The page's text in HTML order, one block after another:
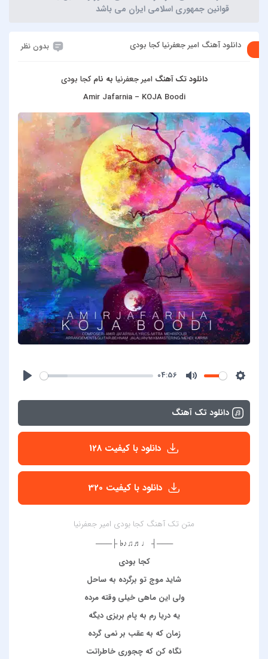
قوانین جمهوری اسلامی ایران می باشد
دانلود آهنگ امیر جعفرنیا کجا بودی بدون نظر
دانلود تک آهنگامیر جعفرنیابه نامکجا بودی
Amir Jafarnia – KOJA Boodi
04:56
دانلود تک آهنگ
دانلود با کیفیت 128
دانلود با کیفیت 320
متن تک آهنگ کجا بودی امیر جعفرنیا
───┤ ♩♬♫♪♭ ├───
كجا بودي
شايد موج تو برگرده به ساحل
ولي اين ماهي خيلي وقته مرده
يه دريا رم به پام بريزي ديگه
زمان كه به عقب بر نمي گرده
نگاه كن كه چجوري خاطراتت